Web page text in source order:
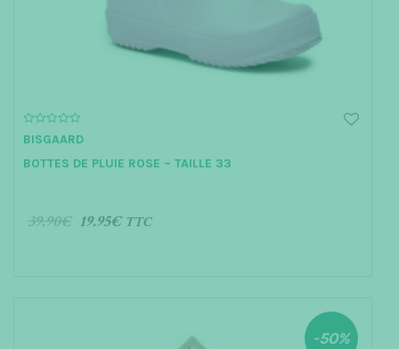
0
o
t
BISGAARD
BOTTES DE PLUIE ROSE – TAILLE 33
39.90€ 19.95€ TTC
-50%